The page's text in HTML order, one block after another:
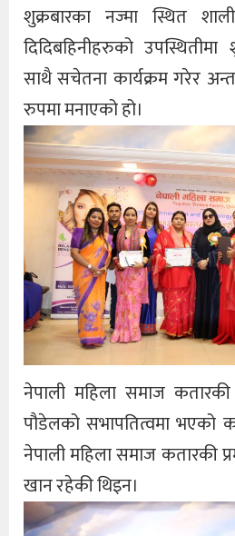
शुक्रबारका नज्मा स्थित
दिदिबहिनीहरुको
साथै सचेतना कार्यक्रम गरेर
रुपमा मनाएको हो।
नेपाली महिला समाज कतारकी
पौडेलको सभापतित्वमा भएको
नेपाली महिला समाज कतारकी
खान रहेकी थिइन।